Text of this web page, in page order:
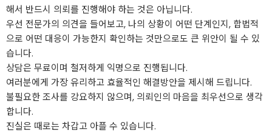
해서 반드시 의뢰를 진행해야 하는 것은 아닙니다.
우선 전문가의 의견을 들어보고, 나의 상황이 어떤 단계인지, 합법적
으로 어떤 대응이 가능한지 확인하는 것만으로도 큰 위안이 될 수 있
습니다.
​상담은 무료이며 철저하게 익명으로 진행됩니다.
​여러분에게 가장 유리하고 효율적인 해결방안을 제시해 드립니다.
​불필요한 조사를 강요하지 않으며, 의뢰인의 마음을 최우선으로 생각
합니다.
​진실은 때로는 차갑고 아플 수 있습니다.